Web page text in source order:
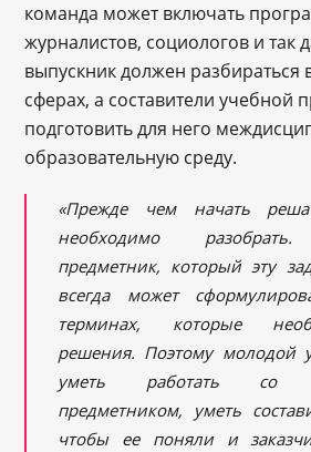
команда может включать
журналистов, социологов и так
выпускник должен разбираться
сферах, а составители учебной
подготовить для него
образовательную среду.
«Прежде чем начать
необходимо разобрать.
предметник, который эту
всегда может
терминах, которые
решения. Поэтому молодой
уметь работать со
предметником, уметь
чтобы ее поняли и